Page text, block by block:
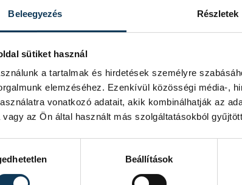
Beleegyezés Részletek
sütiket használ
a tartalmak és hirdetések személyre
elemzéséhez. Ezenkívül közösségi média-,
vonatkozó adatait, akik kombinálhatják az
az Ön által használt más szolgáltatásokból
Beállítások
vonatkozó nemzetgazdasági szintű bruttó átlagkereset
(kisadózó vállalkozások tételes adóját fizetők), akik 2021
szerint családi adókedvezményre lettek volna
kapják majd meg visszatérítésként.